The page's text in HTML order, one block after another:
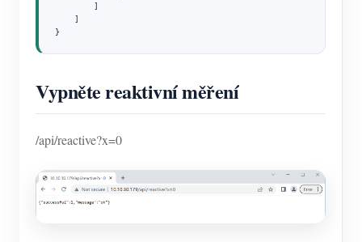
        ]
    ]
}
Vypněte reaktivní měření
/api/reactive?x=0